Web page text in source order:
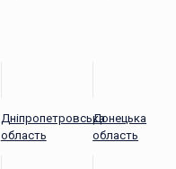
Дніпропетровська
область
Донецька
область